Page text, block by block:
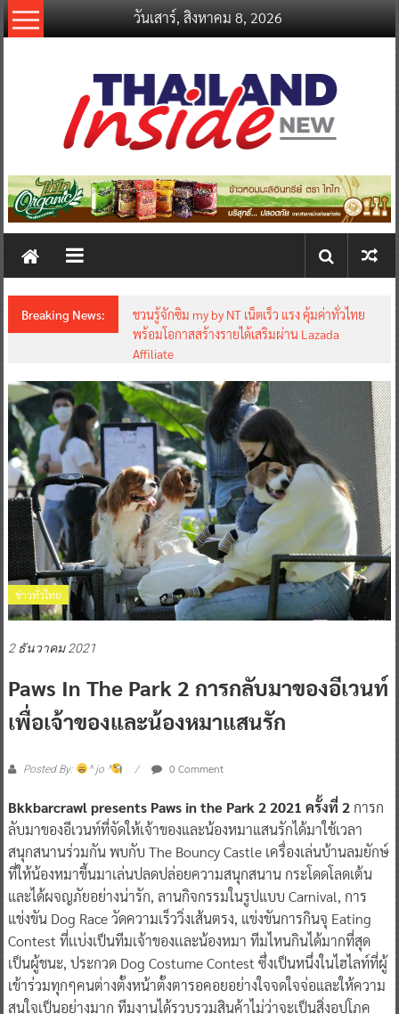
Skip
to
วันเสาร์, สิงหาคม 8, 2026
thailandinsidenew.com
Thailand
New
Breaking News:
ชวนรู้จักซิม my by NT เน็ตเร็ว แรง คุ้มค่าทั่วไทย
พร้อมโอกาสสร้างรายได้เสริมผ่าน Lazada
Affiliate
ข่าวทั่วไทย
2 ธันวาคม 2021
Paws In The Park 2 การกลับมาของอีเวนท์
เพื่อเจ้าของและน้องหมาแสนรัก
Posted By: ^ jo ^ 0 Comment
Bkkbarcrawl presents Paws in the Park 2 2021 ครั้งที่ 2 การก
ลับมาของอีเวนท์ที่จัดให้เจ้าของและน้องหมาแสนรักได้มาใช้เวลา
สนุกสนานร่วมกัน พบกับ The Bouncy Castle เครื่องเล่นบ้านลมยักษ์
ที่ให้น้องหมาขี้นมาเล่นปลดปล่อยความสนุกสนาน กระโดดโลดเต้น
และได้ผจญภัยอย่างน่ารัก, ลานกิจกรรมในรูปแบบ Carnival, การ
แข่งขัน Dog Race วัดความเร็ววิ่งเส้นตรง, แข่งขันการกินจุ Eating
Contest ที่เเบ่งเป็นทีมเจ้าของเเละน้องหมา ทีมไหนกินได้มากที่สุด
เป็นผู้ชนะ, ประกวด Dog Costume Contest ซึ่งเป็นหนึ่งในไฮไลท์ที่ผู้
เข้าร่วมทุกๆคนต่างตั้งหน้าตั้งตารอคอยอย่างใจจดใจจ่อและให้ความ
สนใจเป็นอย่างมาก ทีมงานได้รวบรวมสินค้าไม่ว่าจะเป็นสิ่งอุปโภค